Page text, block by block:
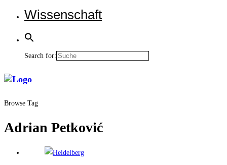
Wis­sen­schaft
Search for:
Browse Tag
Adrian Petković